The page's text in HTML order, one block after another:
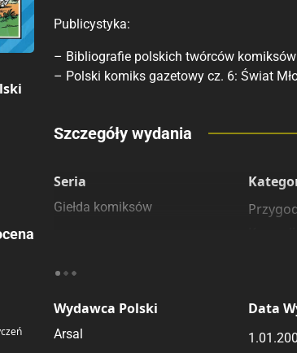
Submit Rating
Publicystyka:
– Bibliografie polskich twórców
– Polski komiks gazetowy cz. 6: Świat
Porównaj ceny
Szczegóły wydania
Seria
Giełda komiksów
Wydawca Polski
Arsal
Data